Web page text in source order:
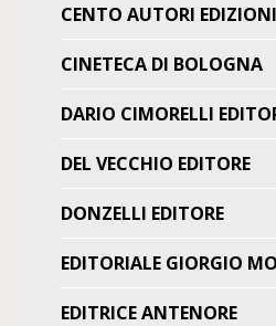
CENTO AUTORI EDIZIONI
CINETECA DI BOLOGNA
DARIO CIMORELLI
DEL VECCHIO EDITORE
DONZELLI EDITORE
EDITORIALE GIORGIO
EDITRICE ANTENORE